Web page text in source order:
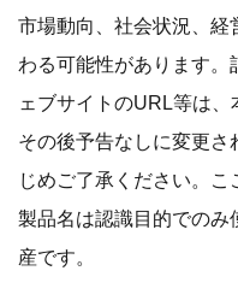
市場動向、社会状況、経
わる可能性があります。
ェブサイトのURL等は、
その後予告なしに変更
じめご了承ください。
製品名は認識目的でのみ
産です。